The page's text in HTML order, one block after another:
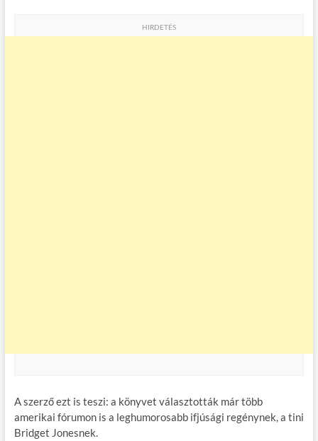
k
HIRDETÉS
A szerző ezt is teszi: a könyvet választották már több
amerikai fórumon is a leghumorosabb ifjúsági regénynek, a tini
Bridget Jonesnek.